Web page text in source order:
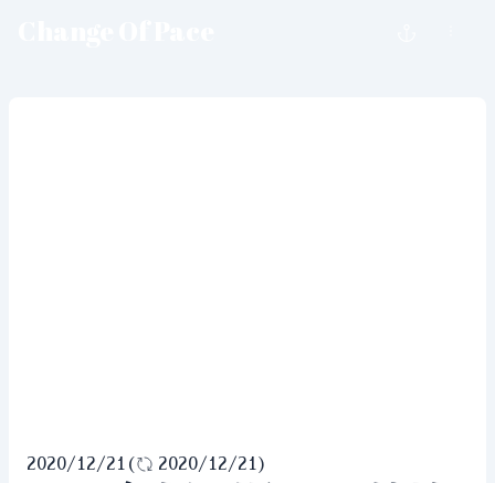
2020/12/21 ( 2020/12/21 )